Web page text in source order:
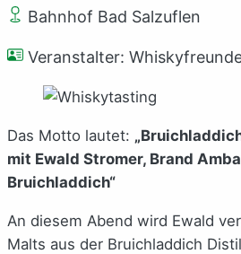
Bahnhof Bad Salzuflen
Veranstalter:
Das Motto lautet:
mit Ewald Stromer, Brand
Bruichladdich“
An diesem Abend wird Ewald
Malts aus der Bruichladdich